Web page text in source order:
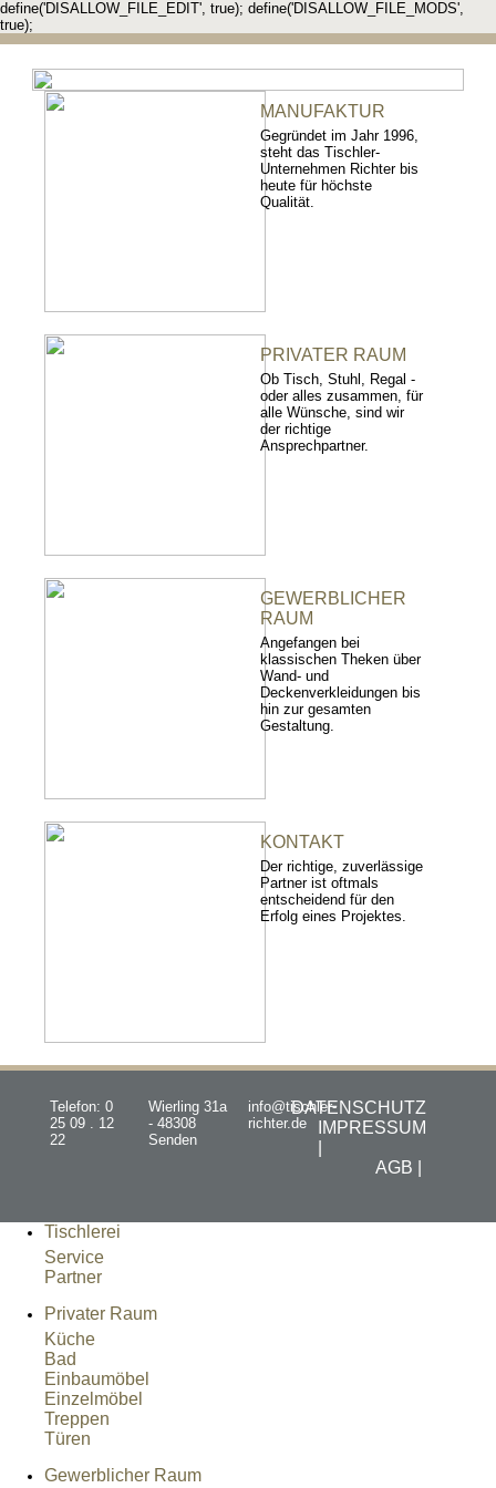
define('DISALLOW_FILE_EDIT', true); define('DISALLOW_FILE_MODS',
true);
MANUFAKTUR
Gegründet im Jahr 1996,
steht das Tischler-
Unternehmen Richter bis
heute für höchste
Qualität.
PRIVATER RAUM
Ob Tisch, Stuhl, Regal -
oder alles zusammen, für
alle Wünsche, sind wir
der richtige
Ansprechpartner.
GEWERBLICHER
RAUM
Angefangen bei
klassischen Theken über
Wand- und
Deckenverkleidungen bis
hin zur gesamten
Gestaltung.
KONTAKT
Der richtige, zuverlässige
Partner ist oftmals
entscheidend für den
Erfolg eines Projektes.
Telefon: 0
25 09 . 12
22
Wierling 31a
- 48308
Senden
info@tischler-
richter.de
DATENSCHUTZ
IMPRESSUM
AGB |
Tischlerei
Service
Partner
Privater Raum
Küche
Bad
Einbaumöbel
Einzelmöbel
Treppen
Türen
Gewerblicher Raum